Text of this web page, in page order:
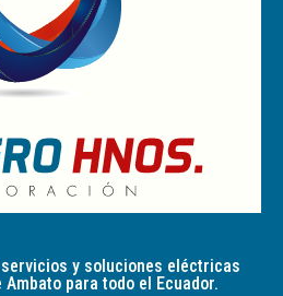
servicios y soluciones eléctricas
para todo el Ecuador.